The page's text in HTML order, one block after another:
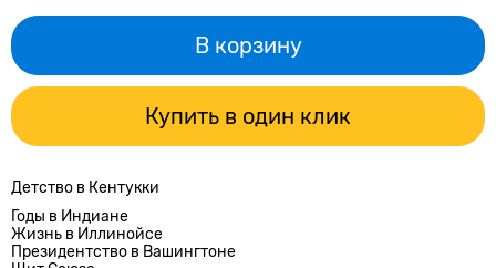
В корзину
Купить в один клик
Детство в Кентукки
Годы в Индиане
Жизнь в Иллинойсе
Президентство в Вашингтоне